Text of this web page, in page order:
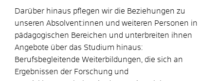
Darüber hinaus pflegen wir die Beziehungen zu
unseren Absolvent:innen und weiteren Personen in
pädagogischen Bereichen und unterbreiten ihnen
Angebote über das Studium hinaus:
Berufsbegleitende Weiterbildungen, die sich an
Ergebnissen der Forschung und